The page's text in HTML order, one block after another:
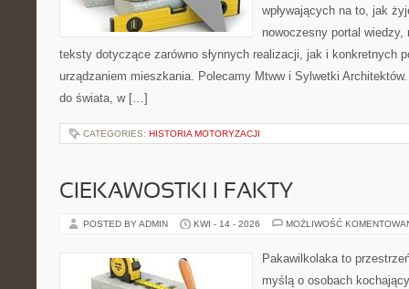
wpływających na to, jak
nowoczesny portal
teksty dotyczące zarówno słynnych realizacji, jak i konkretnych
urządzaniem mieszkania. Polecamy Mtww i Sylwetki
do świata, w […]
CATEGORIES: HISTORIA MOTORYZACJI
CIEKAWOSTKI I FAKTY
POSTED BY ADMIN KWI - 14 - 2026 MOŻLIWOŚĆ
Pakawilkolaka to
myślą o osobach